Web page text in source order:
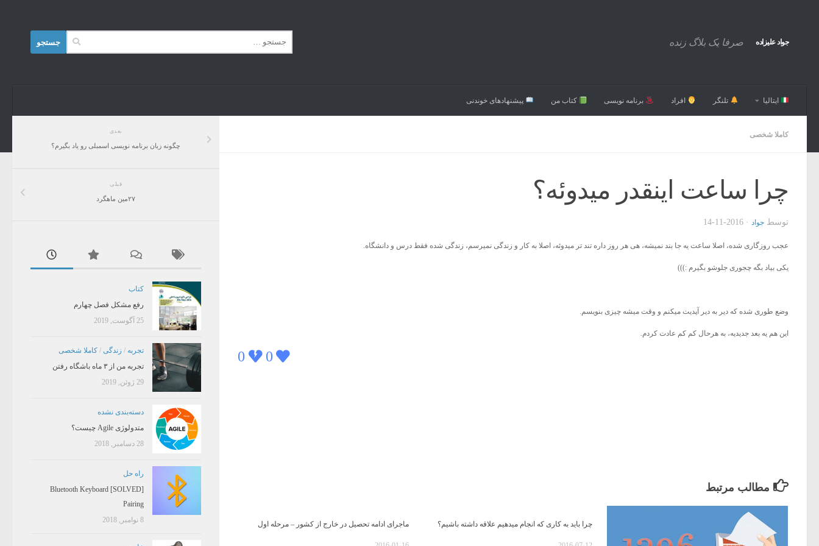
جواد علیزاده صرفا یک بلاگ زنده
برای:
ایتالیا تلنگر افراد برنامه نویسی کتاب من پیشنهاد‌های خوندنی
کاملا شخصی
چرا ساعت اینقدر میدوئه؟
توسط جواد ·
2016-11-14
عجب روزگاری شده، اصلا ساعت یه جا بند نمیشه، هی هر روز داره تند تر میدوئه، اصلا به کار و زندگی نمیرسم، زندگی شده فقط درس و دانشگاه.
یکی بیاد بگه چجوری جلوشو بگیرم :)))
وضع طوری شده که دیر به دیر آپدیت میکنم و وقت میشه چیزی بنویسم.
این هم یه بعد جدیدیه، به هرحال کم کم عادت کردم.
0
0
مطالب مرتبط
چرا باید به کاری که انجام میدهیم علاقه داشته باشیم؟ ماجرای ادامه تحصیل در خارج از کشور – مرحله اول
بعدی
چگونه زبان برنامه نویسی اسمبلی رو یاد بگیرم؟
قبلی
۲۷مین ماهگرد
کتاب
رفع مشکل فصل چهارم
25 آگوست, 2019
تجربه / زندگی / کاملا شخصی
تجربه من از ۳ ماه باشگاه رفتن
29 ژوئن, 2019
دسته‌بندی نشده
متدولوژی Agile چیست؟
28 دسامبر, 2018
راه حل
[SOLVED] Bluetooth Keyboard
Pairing
8 نوامبر, 2018